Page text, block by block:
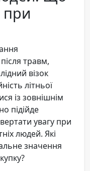
при
травм,
візок
літньої
із зовнішнім
підійде
увагу при
людей. Які
значення